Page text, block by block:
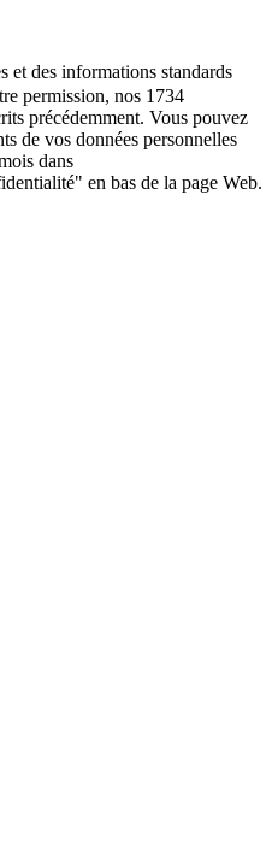
et des informations standards
permission, nos 1734
précédemment. Vous pouvez
de vos données personnelles
dans
en bas de la page Web.